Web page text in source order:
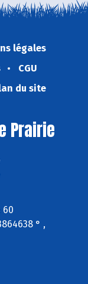
légales
CGU
du site
Prairie
60
° ,